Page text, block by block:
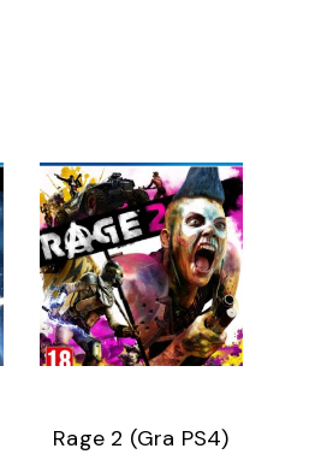
Rage 2 (Gra PS4)